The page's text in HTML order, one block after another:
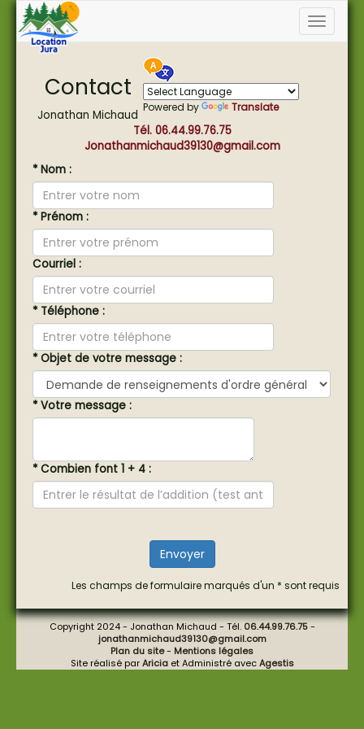
Powered by Translate
Contact
Jonathan Michaud
Tél. 06.44.99.76.75
Jonathanmichaud39130@gmail.com
* Nom :
* Prénom :
Courriel :
* Téléphone :
* Objet de votre message :
* Votre message :
* Combien font 1 + 4 :
Envoyer
Les champs de formulaire marqués d'un * sont requis
Copyright 2024 - Jonathan Michaud - Tél. 06.44.99.76.75-
jonathanmichaud39130@gmail.com
Plan du site- Mentions légales
Site réalisé parAriciaet Administré avecAgestis